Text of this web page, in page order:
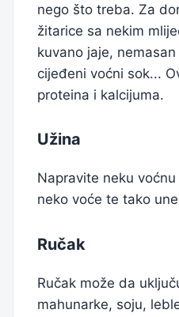
nego što treba. Za
žitarice sa nekim
kuvano jaje,
cijeđeni voćni sok...
proteina i kalcijuma.
Užina
Napravite neku
neko voće te tako
Ručak
Ručak može da
mahunarke, soju,